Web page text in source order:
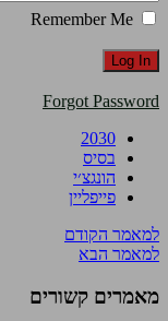
Forgot Password
2030
בסיס
הונגצ׳י
פייפליין
למאמר הקודם
למאמר הבא
מאמרים קשורים